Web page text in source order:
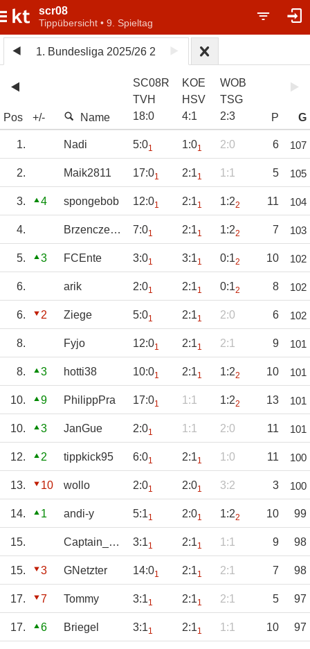
scr08
Tippübersicht • 9. Spieltag
1. Bundesliga 2025/26 2
Pos +/- Name
SC08R
TVH
18:0
KOE
HSV
4:1
WOB
TSG
2:3 P G
1. Nadi 5:01 1:01 2:0 6 107
2. Maik2811 17:01 2:11 1:1 5 105
3. 4 spongebob 12:01 2:11 1:22 11 104
4. Brzenczeszczyki 7:01 2:11 1:22 7 103
5. 3 FCEnte 3:01 3:11 0:12 10 102
6. arik 2:01 2:11 0:12 8 102
6. 2 Ziege 5:01 2:11 2:0 6 102
8. Fyjo 12:01 2:11 2:1 9 101
8. 3 hotti38 10:01 2:11 1:22 10 101
10. 9 PhilippPra 17:01 1:1 1:22 13 101
10. 3 JanGue 2:01 1:1 2:0 11 101
12. 2 tippkick95 6:01 2:11 1:0 11 100
13. 10 wollo 2:01 2:01 3:2 3 100
14. 1 andi-y 5:11 2:01 1:22 10 99
15. Captain_Mauri 3:11 2:11 1:1 9 98
15. 3 GNetzter 14:01 2:11 2:1 7 98
17. 7 Tommy 3:11 2:11 2:1 5 97
17. 6 Briegel 3:11 2:11 1:1 10 97